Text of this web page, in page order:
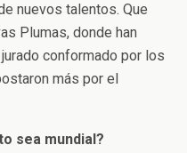
nuevos talentos. Que
Plumas, donde han
conformado por los
más por el
sea mundial?